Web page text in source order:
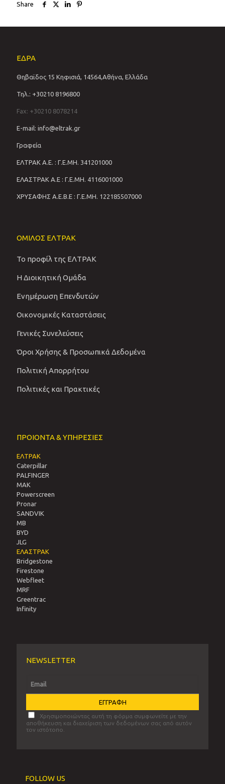
Share
ΕΔΡΑ
Θηβαϊδος 15 Κηφισιά, 14564,Αθήνα, Ελλάδα
Τηλ.: +30210 8196800
Fax: +30210 8078214
E-mail: info@eltrak.gr
Γραφεία
ΕΛΤΡΑΚ Α.Ε. : Γ.Ε.ΜΗ. 341201000
ΕΛΑΣΤΡΑΚ Α.Ε : Γ.Ε.ΜΗ. 4116001000
ΧΡΥΣΑΦΗΣ Α.Ε.Β.Ε : Γ.Ε.ΜΗ. 122185507000
ΟΜΙΛΟΣ ΕΛΤΡΑΚ
Το προφίλ της ΕΛΤΡΑΚ
Η Διοικητική Ομάδα
Ενημέρωση Επενδυτών
Οικονομικές Καταστάσεις
Γενικές Συνελεύσεις
Όροι Χρήσης & Προσωπικά Δεδομένα
Πολιτική Απορρήτου
Πολιτικές και Πρακτικές
ΠΡΟΙΟΝΤΑ & ΥΠΗΡΕΣΙΕΣ
ΕΛΤΡΑΚ
Caterpillar
PALFINGER
MAK
Powerscreen
Pronar
SANDVIΚ
MB
BYD
JLG
ΕΛΑΣΤΡΑΚ
Bridgestone
Firestone
Webfleet
MRF
Greentrac
Infinity
NEWSLETTER
Χρησιμοποιώντας αυτή τη φόρμα συμφωνείτε με την
αποθήκευση και διαχείριση των δεδομένων σας από αυτόν
τον ιστότοπο.
FOLLOW US